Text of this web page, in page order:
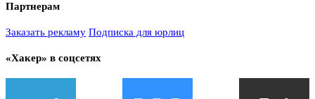
Партнерам
Заказать рекламу Подписка для юрлиц
«Хакер» в соцсетях